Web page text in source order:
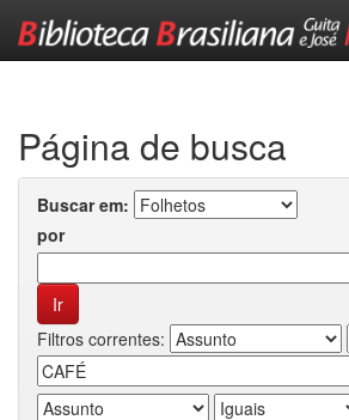
Página de busca
Buscar em:
por
Filtros correntes: